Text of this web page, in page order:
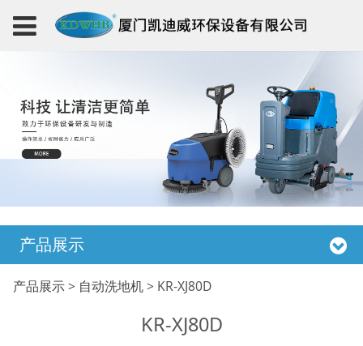
产品展示
KR-XJ80D
产品展示> 自动洗地机> KR-XJ80D
KR-XJ80D